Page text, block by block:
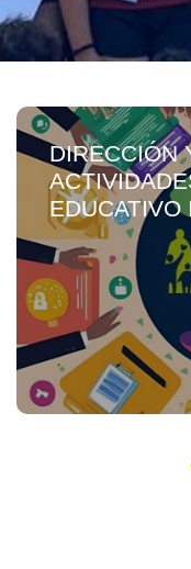
DIRECCIÓN
EDUCATIVO